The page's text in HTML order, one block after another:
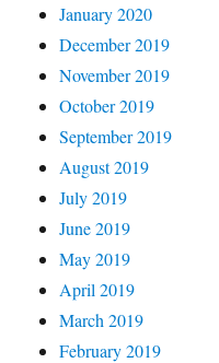
January 2020
December 2019
November 2019
October 2019
September 2019
August 2019
July 2019
June 2019
May 2019
April 2019
March 2019
February 2019